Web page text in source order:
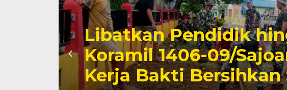
Triwulan II 2026,
Capai 49 Persen,